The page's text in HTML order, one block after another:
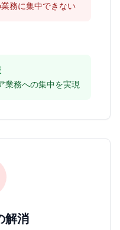
務に集中できない
業務への集中を実現
解消